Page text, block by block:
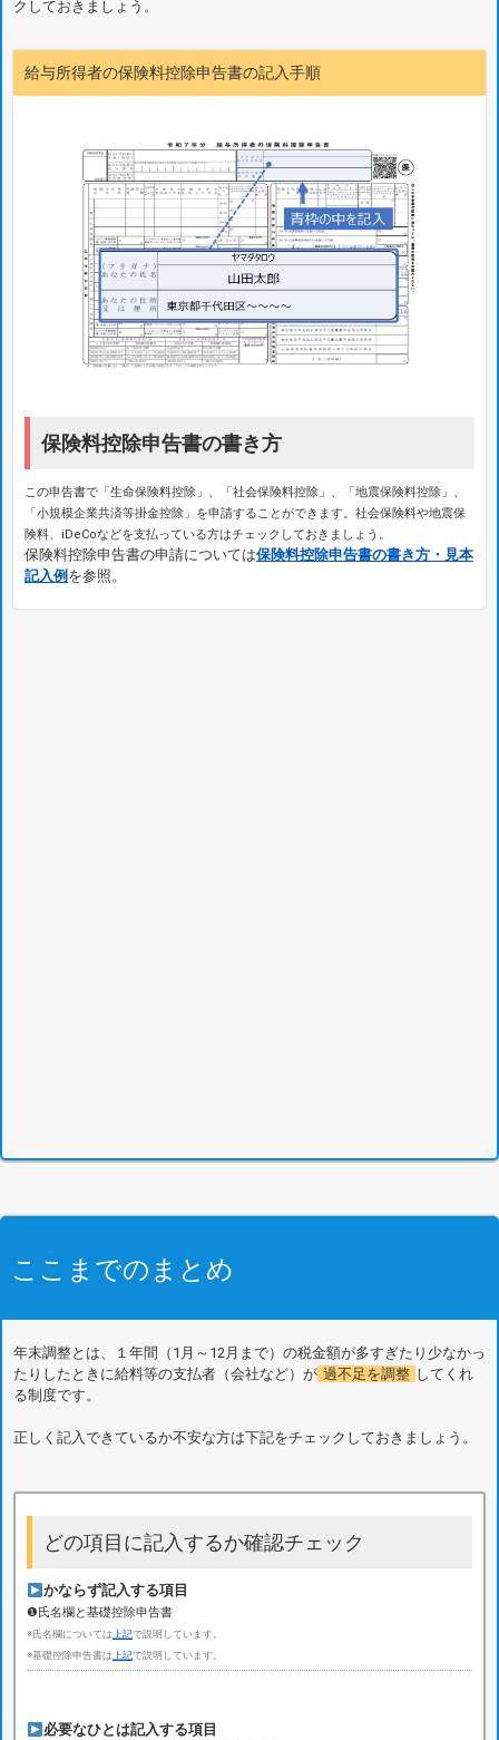
クしておきましょう。
給与所得者の保険料控除申告書の記入手順
保険料控除申告書の書き方
この申告書で「生命保険料控除」、「社会保険料控除」、「地震保険料控除」、
「小規模企業共済等掛金控除」を申請することができます。社会保険料や地震保
険料、iDeCoなどを支払っている方はチェックしておきましょう。
保険料控除申告書の申請については保険料控除申告書の書き方・見本
記入例 を参照。
ここまでのまとめ
年末調整とは、１年間（1月～12月まで）の税金額が多すぎたり少なかっ
たりしたときに給料等の支払者（会社など）が 過不足を調整 してくれ
る制度です。
正しく記入できているか不安な方は下記をチェックしておきましょう。
どの項目に記入するか確認チェック
かならず記入する項目
❶氏名欄と基礎控除申告書
※氏名欄については上記で説明しています。
※基礎控除申告書は上記で説明しています。
必要なひとは記入する項目